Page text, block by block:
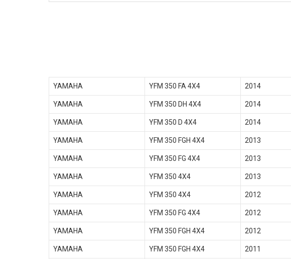
YAMAHA YFM 350 FA 4X4 2014
YAMAHA YFM 350 DH 4X4 2014
YAMAHA YFM 350 D 4X4 2014
YAMAHA YFM 350 FGH 4X4 2013
YAMAHA YFM 350 FG 4X4 2013
YAMAHA YFM 350 4X4 2013
YAMAHA YFM 350 4X4 2012
YAMAHA YFM 350 FG 4X4 2012
YAMAHA YFM 350 FGH 4X4 2012
YAMAHA YFM 350 FGH 4X4 2011